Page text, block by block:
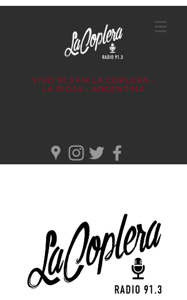
VIVO 91.3 FM LA COPLERA -
LA RIOJA - ARGENTINA